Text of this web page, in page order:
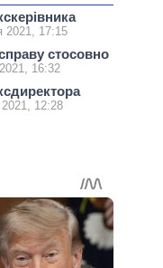
2021, 17:15
стосовно
16:32
2021, 12:28